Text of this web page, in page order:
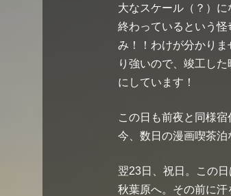
大なスケール（？）
終わっているという
み！！わけが分かり
り強いので、竣工し
にしています！
この日も前夜と同様
今、数日の漫画喫茶泊
翌23日、祝日。この
秋葉原へ。その前に汗